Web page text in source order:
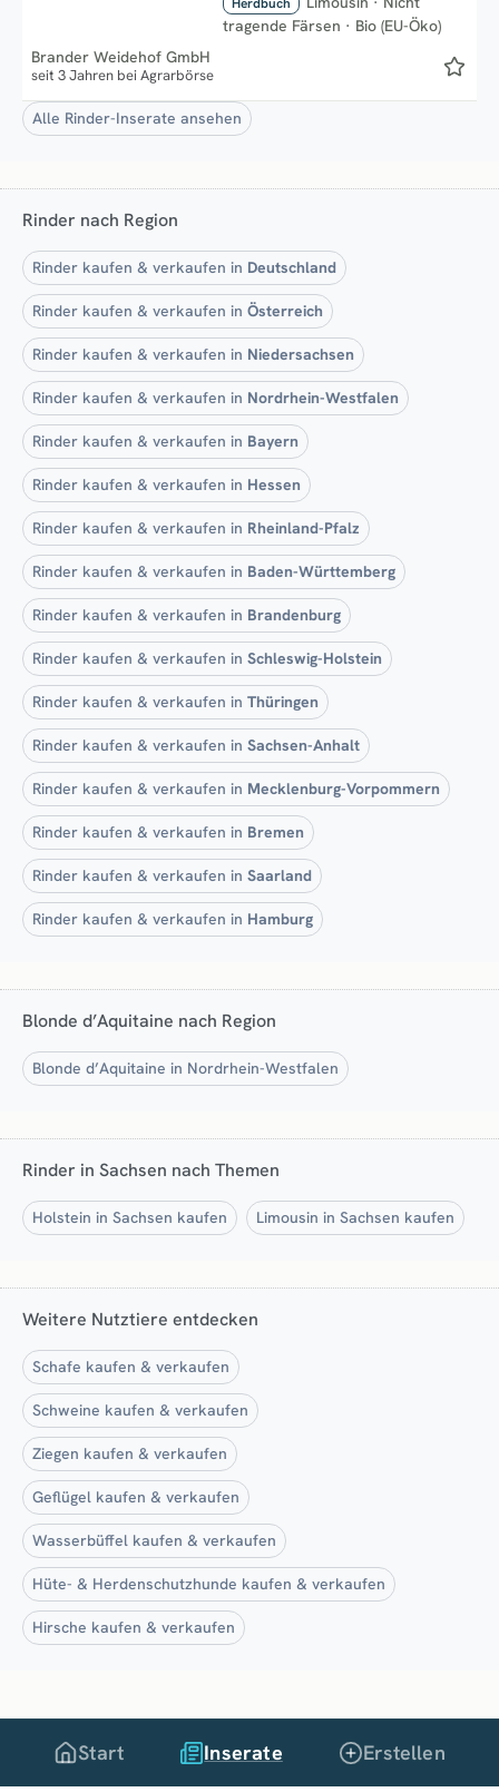
tragende Färsen · Bio (EU-Öko)
Brander Weidehof GmbH
seit 3 Jahren bei Agrarbörse
Alle Rinder-Inserate ansehen
Rinder nach Region
Rinder kaufen & verkaufen in Deutschland
Rinder kaufen & verkaufen in Österreich
Rinder kaufen & verkaufen in Niedersachsen
Rinder kaufen & verkaufen in Nordrhein-Westfalen
Rinder kaufen & verkaufen in Bayern
Rinder kaufen & verkaufen in Hessen
Rinder kaufen & verkaufen in Rheinland-Pfalz
Rinder kaufen & verkaufen in Baden-Württemberg
Rinder kaufen & verkaufen in Brandenburg
Rinder kaufen & verkaufen in Schleswig-Holstein
Rinder kaufen & verkaufen in Thüringen
Rinder kaufen & verkaufen in Sachsen-Anhalt
Rinder kaufen & verkaufen in Mecklenburg-Vorpommern
Rinder kaufen & verkaufen in Bremen
Rinder kaufen & verkaufen in Saarland
Rinder kaufen & verkaufen in Hamburg
Blonde d’Aquitaine nach Region
Blonde d’Aquitaine in Nordrhein-Westfalen
Rinder in Sachsen nach Themen
Holstein in Sachsen kaufen Limousin in Sachsen kaufen
Weitere Nutztiere entdecken
Schafe kaufen & verkaufen
Schweine kaufen & verkaufen
Ziegen kaufen & verkaufen
Geflügel kaufen & verkaufen
Wasserbüffel kaufen & verkaufen
Hüte- & Herdenschutzhunde kaufen & verkaufen
Hirsche kaufen & verkaufen
Start Inserate Erstellen